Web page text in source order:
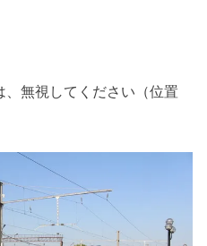
無視してください（位置